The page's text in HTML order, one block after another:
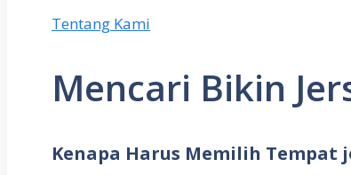
Tentang Kami
Mencari Bikin
Kenapa Harus Memilih Tempat